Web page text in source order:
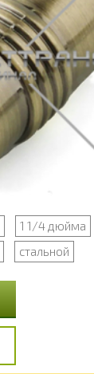
1 1/4 дюйма
стальной